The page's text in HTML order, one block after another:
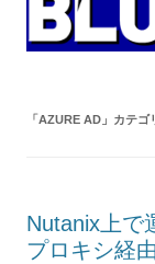
「AZURE AD 」カテ
Nutanix上で
プロキシ経